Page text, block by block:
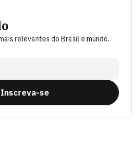
relevantes do Brasil e mundo.
Inscreva-se